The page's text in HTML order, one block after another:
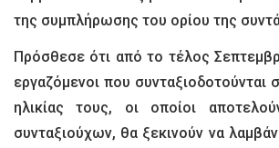
της συμπλήρωσης του ορίου της
Πρόσθεσε ότι από το τέλος
εργαζόμενοι που συνταξιοδοτούνται
ηλικίας τους, οι οποίοι
συνταξιούχων, θα ξεκινούν να